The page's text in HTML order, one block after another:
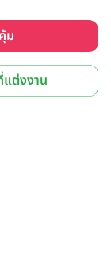
ม
ต่งงาน